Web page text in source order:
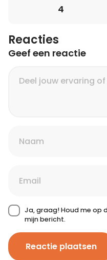
4
Reacties
Geef een reactie
Ja, graag! Houd me op
mijn bericht.
Reactie plaatsen